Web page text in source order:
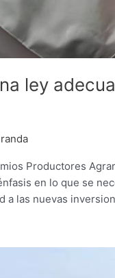
ley
Productores
en lo que se
a las nuevas